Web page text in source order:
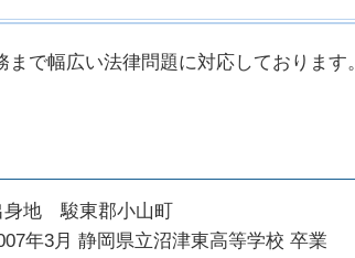
面会交流
親権
休
社 トラブル 相談
トラブル
痴
で幅広い法律問題に対応しております。
身地 駿東郡小山町
年3月 静岡県立沼津東高等学校 卒業